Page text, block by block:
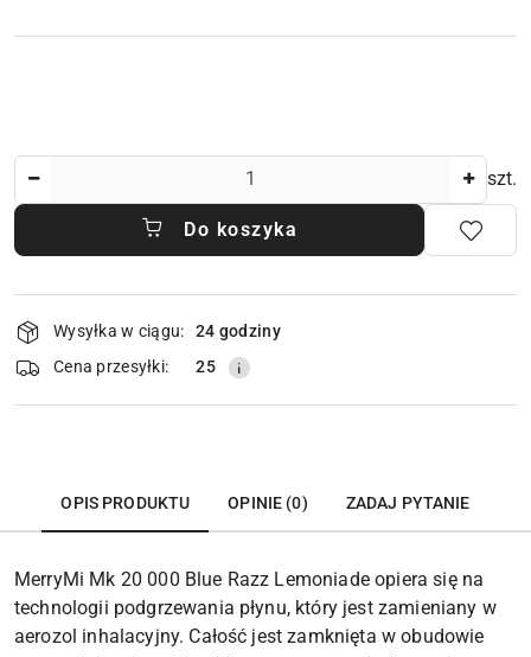
szt.
Do koszyka
Dostępność
i
dostawa
Wysyłka w ciągu:
24 godziny
Cena przesyłki:
25
OPIS PRODUKTU OPINIE (0) ZADAJ PYTANIE
MerryMi Mk 20 000 Blue Razz Lemoniade opiera się na
technologii podgrzewania płynu, który jest zamieniany w
aerozol inhalacyjny. Całość jest zamknięta w obudowie